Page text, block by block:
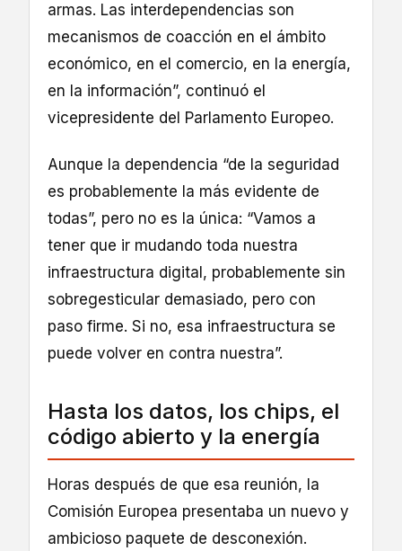
armas. Las interdependencias son
mecanismos de coacción en el ámbito
económico, en el comercio, en la energía,
en la información”, continuó el
vicepresidente del Parlamento Europeo.
Aunque la dependencia “de la seguridad
es probablemente la más evidente de
todas”, pero no es la única: “Vamos a
tener que ir mudando toda nuestra
infraestructura digital, probablemente sin
sobregesticular demasiado, pero con
paso firme. Si no, esa infraestructura se
puede volver en contra nuestra”.
Hasta los datos, los chips, el
código abierto y la energía
Horas después de que esa reunión, la
Comisión Europea presentaba un nuevo y
ambicioso paquete de desconexión.